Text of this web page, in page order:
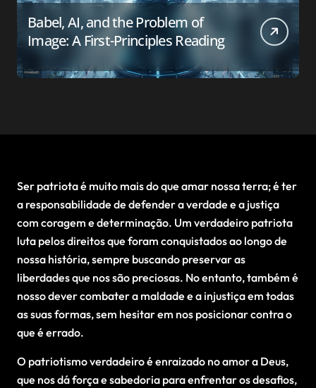
Babel, AI, and the Problem of
Image: A First-Principles Reading
Ser patriota é muito mais do que amar nossa terra; é ter
a responsabilidade de defender a verdade e a justiça
com coragem e determinação. Um verdadeiro patriota
luta pelos direitos que foram conquistados ao longo de
nossa história, sempre buscando preservar as
liberdades que nos são preciosas. No entanto, também é
nosso dever combater a maldade e a injustiça em todas
as suas formas, sem hesitar em nos posicionar contra o
que é errado.
O patriotismo verdadeiro é enraizado no amor a Deus,
que nos dá força e sabedoria para enfrentar os desafios,